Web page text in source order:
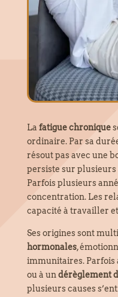
La fatigue chronique
ordinaire. Par sa
résout pas avec une
persiste sur plusieurs
Parfois plusieurs
concentration. Les
capacité à travailler
Ses origines sont
hormonales,
immunitaires. Parfois
ou à un dérèglement
plusieurs causes